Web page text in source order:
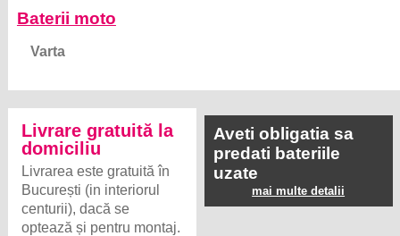
Baterii moto
Varta
Livrare gratuită la
domiciliu
Livrarea este gratuită în
București (in interiorul
centurii), dacă se
optează și pentru montaj.
Aveti obligatia sa
predati bateriile
uzate
mai multe detalii